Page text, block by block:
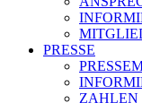
PRESSE
ZAHLEN